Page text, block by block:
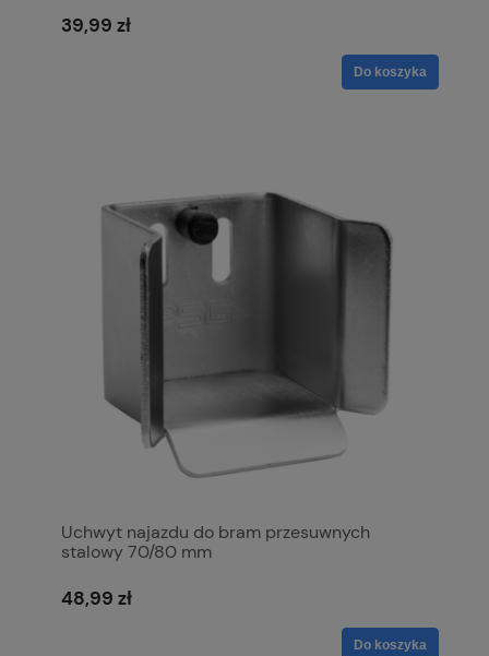
39,99 zł
Do koszyka
Uchwyt najazdu do bram przesuwnych
stalowy 70/80 mm
48,99 zł
Do koszyka